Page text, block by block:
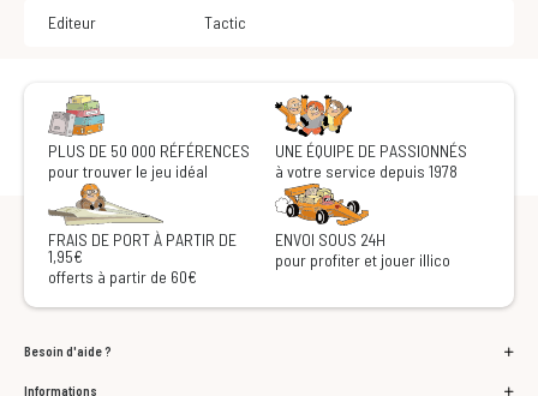
Editeur Tactic
PLUS DE 50 000 RÉFÉRENCES
pour trouver le jeu idéal
UNE ÉQUIPE DE PASSIONNÉS
à votre service depuis 1978
FRAIS DE PORT À PARTIR DE
1,95€
offerts à partir de 60€
ENVOI SOUS 24H
pour profiter et jouer illico
Besoin d'aide ?
Informations